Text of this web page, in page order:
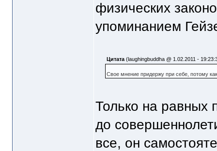
физических
упоминанием
Цитата(laughingbuddha @ 1.02.2011 -
Свое мнение придержу при себе, потому
Только на равных
до
все, он